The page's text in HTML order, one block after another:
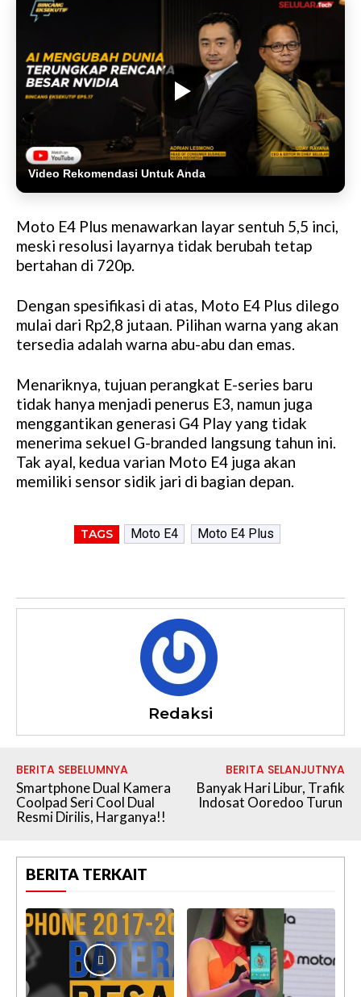
Video Rekomendasi Untuk Anda
Moto E4 Plus menawarkan layar sentuh 5,5 inci,
meski resolusi layarnya tidak berubah tetap
bertahan di 720p.
Dengan spesifikasi di atas, Moto E4 Plus dilego
mulai dari Rp2,8 jutaan. Pilihan warna yang akan
tersedia adalah warna abu-abu dan emas.
Menariknya, tujuan perangkat E-series baru
tidak hanya menjadi penerus E3, namun juga
menggantikan generasi G4 Play yang tidak
menerima sekuel G-branded langsung tahun ini.
Tak ayal, kedua varian Moto E4 juga akan
memiliki sensor sidik jari di bagian depan.
TAGS Moto E4 Moto E4 Plus
Redaksi
BERITA SEBELUMNYA
Smartphone Dual Kamera
Coolpad Seri Cool Dual
Resmi Dirilis, Harganya!!
BERITA SELANJUTNYA
Banyak Hari Libur, Trafik
Indosat Ooredoo Turun
BERITA TERKAIT